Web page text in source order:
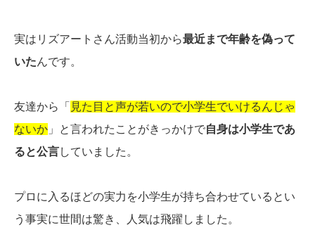
実はリズアートさん活動当初から最近まで年齢を偽って
いたんです。
友達から「 見た目と声が若いので小学生でいけるんじゃ
ないか 」と言われたことがきっかけで自身は小学生であ
ると公言していました。
プロに入るほどの実力を小学生が持ち合わせているとい
う事実に世間は驚き、人気は飛躍しました。